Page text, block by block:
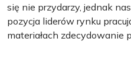
się nie przydarzy, jednak
pozycja liderów rynku
materiałach zdecydowanie